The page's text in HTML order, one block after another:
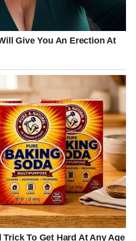
koja bi vam mogla potpuno
narednog perioda upoznati
uticaj na njihov posao ili
da ne sumnjate toliko u sebe jer
pokazati koliko vrijedite.
Škorpije koje planiraju pokrenuti
poslovnu odluku.
čekati pravi trenutak jer on